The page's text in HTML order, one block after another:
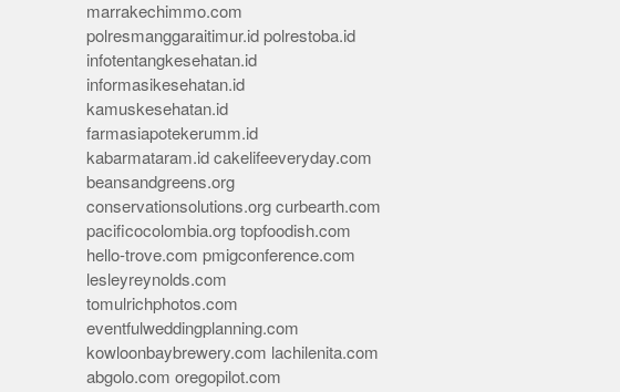
marrakechimmo.com
polresmanggaraitimur.id polrestoba.id
infotentangkesehatan.id
informasikesehatan.id
kamuskesehatan.id
farmasiapotekerumm.id
kabarmataram.id cakelifeeveryday.com
beansandgreens.org
conservationsolutions.org curbearth.com
pacificocolombia.org topfoodish.com
hello-trove.com pmigconference.com
lesleyreynolds.com
tomulrichphotos.com
eventfulweddingplanning.com
kowloonbaybrewery.com lachilenita.com
abgolo.com oregopilot.com